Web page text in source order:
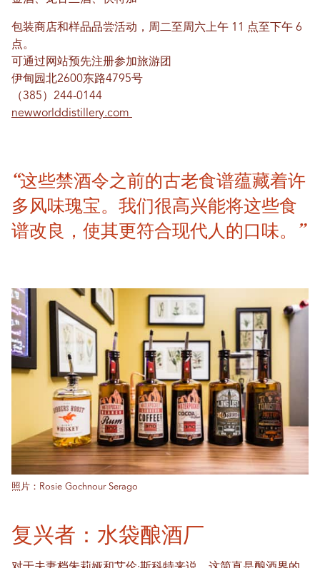
包装商店和样品品尝活动，周二至周六上午 11 点至下午 6
点。
可通过网站预先注册参加旅游团
伊甸园北2600东路4795号
（385）244-0144
newworlddistillery.com
“这些禁酒令之前的古老食谱蕴藏着许
多风味瑰宝。我们很高兴能将这些食
谱改良，使其更符合现代人的口味。”
照片：Rosie Gochnour Serago
复兴者：水袋酿酒厂